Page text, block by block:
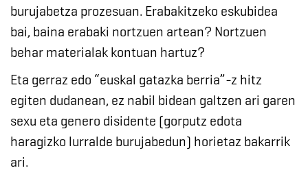
burujabetza prozesuan. Erabakitzeko eskubidea
bai, baina erabaki nortzuen artean? Nortzuen
behar materialak kontuan hartuz?
Eta gerraz edo “euskal gatazka berria”-z hitz
egiten dudanean, ez nabil bidean galtzen ari garen
sexu eta genero disidente (gorputz edota
haragizko lurralde burujabedun) horietaz bakarrik
ari.